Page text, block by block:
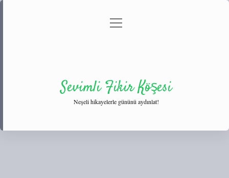
Gizlilik Politikası
menüyü
Sevimli Fikir Köşesi
Neşeli hikayelerle gününü aydınlat!